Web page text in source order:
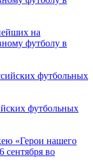
на
футболу в
футбольных